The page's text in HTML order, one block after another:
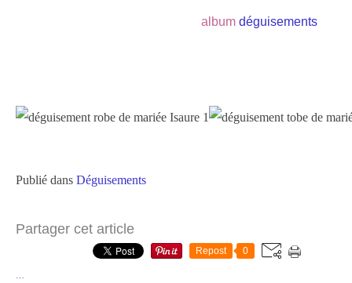
album déguisements
Publié dans Déguisements
Partager cet article
Repost 0